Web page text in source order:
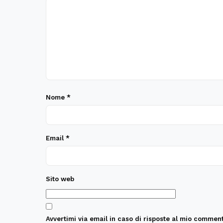
Nome *
Email *
Sito web
Avvertimi via email in caso di risposte al mio